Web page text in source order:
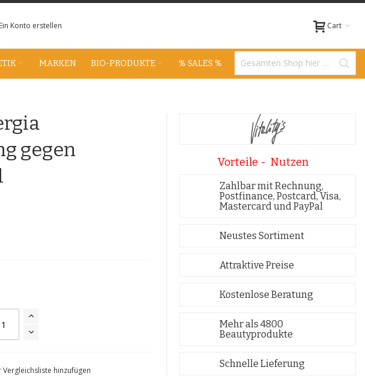
Ein Konto erstellen Cart
MARKEN BIO-PRODUKTE % SALES %
gegen
Vergleichsliste hinzufügen
Vorteile - Nutzen
Zahlbar mit Rechnung,
Postfinance, Postcard, Visa,
Mastercard und PayPal
Neustes Sortiment
Attraktive Preise
Kostenlose Beratung
Mehr als 4800
Beautyprodukte
Schnelle Lieferung